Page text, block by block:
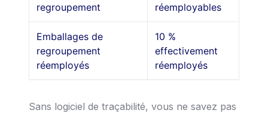
regroupement
réemployables
Emballages de
regroupement
réemployés
10 %
effectivement
réemployés
Sans logiciel de traçabilité, vous ne savez pas